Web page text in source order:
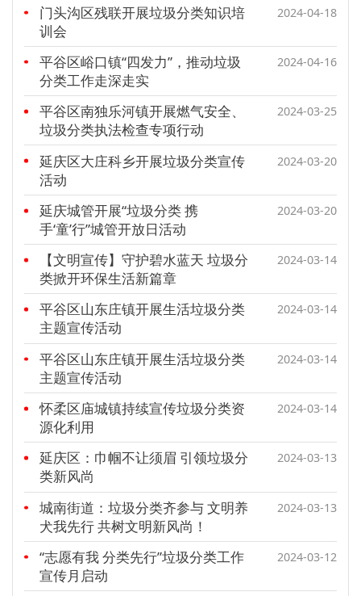
门头沟区残联开展垃圾分类知识培
训会
2024-04-18
平谷区峪口镇“四发力”，推动垃圾
分类工作走深走实
2024-04-16
平谷区南独乐河镇开展燃气安全、
垃圾分类执法检查专项行动
2024-03-25
延庆区大庄科乡开展垃圾分类宣传
活动
2024-03-20
延庆城管开展“垃圾分类 携
手‘童’行”城管开放日活动
2024-03-20
【文明宣传】守护碧水蓝天 垃圾分
类掀开环保生活新篇章
2024-03-14
平谷区山东庄镇开展生活垃圾分类
主题宣传活动
2024-03-14
平谷区山东庄镇开展生活垃圾分类
主题宣传活动
2024-03-14
怀柔区庙城镇持续宣传垃圾分类资
源化利用
2024-03-14
延庆区：巾帼不让须眉 引领垃圾分
类新风尚
2024-03-13
城南街道：垃圾分类齐参与 文明养
犬我先行 共树文明新风尚！
2024-03-13
“志愿有我 分类先行”垃圾分类工作
宣传月启动
2024-03-12